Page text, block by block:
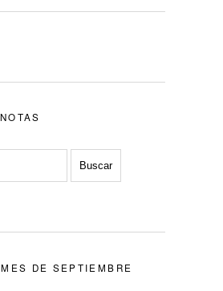
DE SEPTIEMBRE